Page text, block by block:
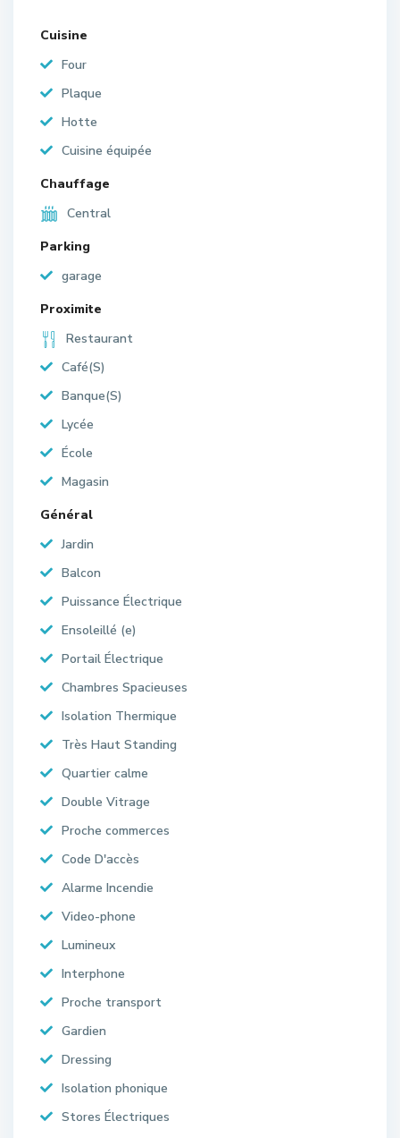
Cuisine
Four
Plaque
Hotte
Cuisine équipée
Chauffage
Central
Parking
garage
Proximite
Restaurant
Café(S)
Banque(S)
Lycée
École
Magasin
Général
Jardin
Balcon
Puissance Électrique
Ensoleillé (e)
Portail Électrique
Chambres Spacieuses
Isolation Thermique
Très Haut Standing
Quartier calme
Double Vitrage
Proche commerces
Code D'accès
Alarme Incendie
Video-phone
Lumineux
Interphone
Proche transport
Gardien
Dressing
Isolation phonique
Stores Électriques